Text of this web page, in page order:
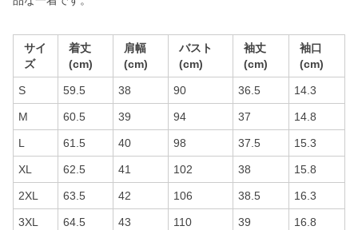
サイ
ズ
着丈
(cm)
肩幅
(cm)
バスト
(cm)
袖丈
(cm)
袖口
(cm)
S 59.5 38 90 36.5 14.3
M 60.5 39 94 37 14.8
L 61.5 40 98 37.5 15.3
XL 62.5 41 102 38 15.8
2XL 63.5 42 106 38.5 16.3
3XL 64.5 43 110 39 16.8